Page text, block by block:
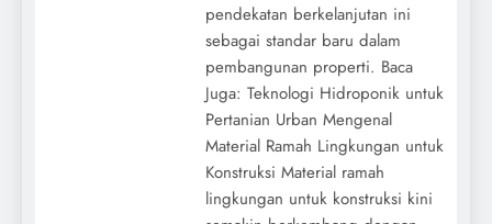
pendekatan berkelanjutan ini
sebagai standar baru dalam
pembangunan properti. Baca
Juga: Teknologi Hidroponik untuk
Pertanian Urban Mengenal
Material Ramah Lingkungan untuk
Konstruksi Material ramah
lingkungan untuk konstruksi kini